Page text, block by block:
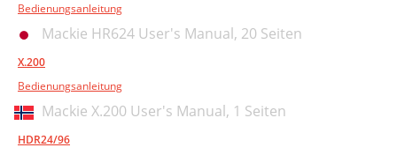
Bedienungsanleitung
Mackie HR624 User's Manual, 20 Seiten
X.200
Bedienungsanleitung
Mackie X.200 User's Manual, 1 Seiten
HDR24/96